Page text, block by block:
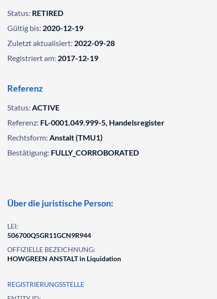
Status: RETIRED
Gültig bis: 2020-12-19
Zuletzt aktualisiert: 2022-09-28
Registriert am: 2017-12-19
Referenz
Status: ACTIVE
Referenz: FL-0001.049.999-5, Handelsregister
Rechtsform: Anstalt (TMU1)
Bestätigung: FULLY_CORROBORATED
Über die juristische Person:
LEI:
506700Q5GR11GCN9R944
OFFIZIELLE BEZEICHNUNG:
HOWGREEN ANSTALT in Liquidation
REGISTRIERUNGSSTELLE